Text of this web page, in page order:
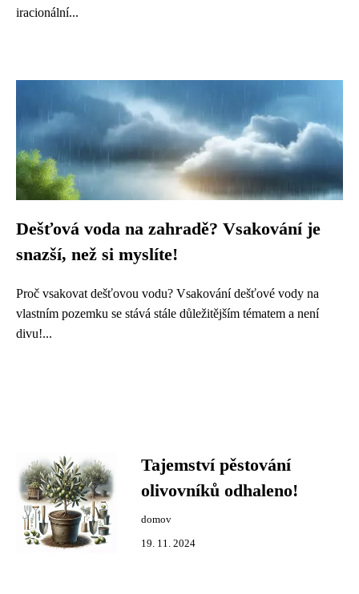
iracionální...
Dešťová voda na zahradě? Vsakování je
snazší, než si myslíte!
Proč vsakovat dešťovou vodu? Vsakování dešťové vody na
vlastním pozemku se stává stále důležitějším tématem a není
divu!...
Tajemství pěstování
olivovníků odhaleno!
domov
19. 11. 2024